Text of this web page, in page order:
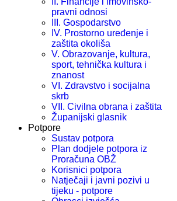
pravni odnosi
III. Gospodarstvo
IV. Prostorno uređenje i
zaštita okoliša
V. Obrazovanje, kultura,
sport, tehnička kultura i
znanost
VI. Zdravstvo i socijalna
skrb
VII. Civilna obrana i zaštita
Županijski glasnik
Potpore
Sustav potpora
Plan dodjele potpora iz
Proračuna OBŽ
Korisnici potpora
Natječaji i javni pozivi u
tijeku - potpore